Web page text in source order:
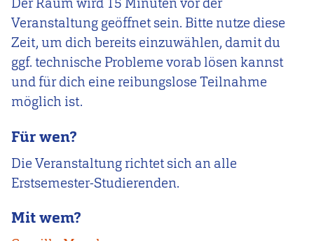
Veranstaltung geöffnet sein. Bitte nutze diese
Zeit, um dich bereits einzuwählen, damit du
ggf. technische Probleme vorab lösen kannst
und für dich eine reibungslose Teilnahme
möglich ist.
Für wen?
Die Veranstaltung richtet sich an alle
Erstsemester-Studierenden.
Mit wem?